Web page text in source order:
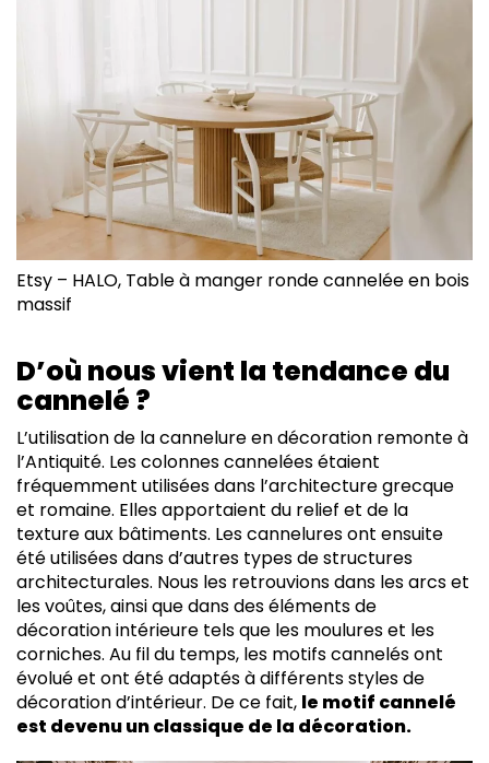
Etsy – HALO, Table à manger ronde cannelée en bois
massif
D’où nous vient la tendance du
cannelé ?
L’utilisation de la cannelure en décoration remonte à
l’Antiquité. Les colonnes cannelées étaient
fréquemment utilisées dans l’architecture grecque
et romaine. Elles apportaient du relief et de la
texture aux bâtiments. Les cannelures ont ensuite
été utilisées dans d’autres types de structures
architecturales. Nous les retrouvions dans les arcs et
les voûtes, ainsi que dans des éléments de
décoration intérieure tels que les moulures et les
corniches. Au fil du temps, les motifs cannelés ont
évolué et ont été adaptés à différents styles de
décoration d’intérieur. De ce fait, le motif cannelé
est devenu un classique de la décoration.